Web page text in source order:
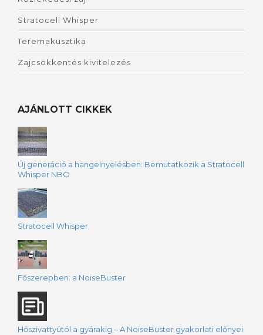
Stratocell Whisper
Teremakusztika
Zajcsökkentés kivitelezés
AJÁNLOTT CIKKEK
Új generáció a hangelnyelésben: Bemutatkozik a Stratocell
Whisper NBO
Stratocell Whisper
Főszerepben: a NoiseBuster
Hőszivattyútól a gyárakig – A NoiseBuster gyakorlati előnyei